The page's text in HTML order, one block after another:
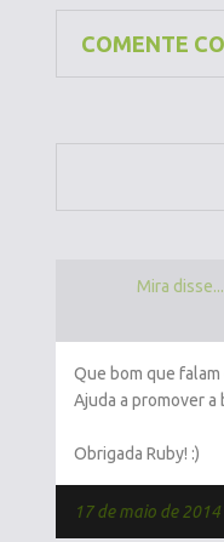
COMENTE
Mira disse...
Que bom que
Ajuda a promover a
Obrigada Ruby! :)
17 de maio de